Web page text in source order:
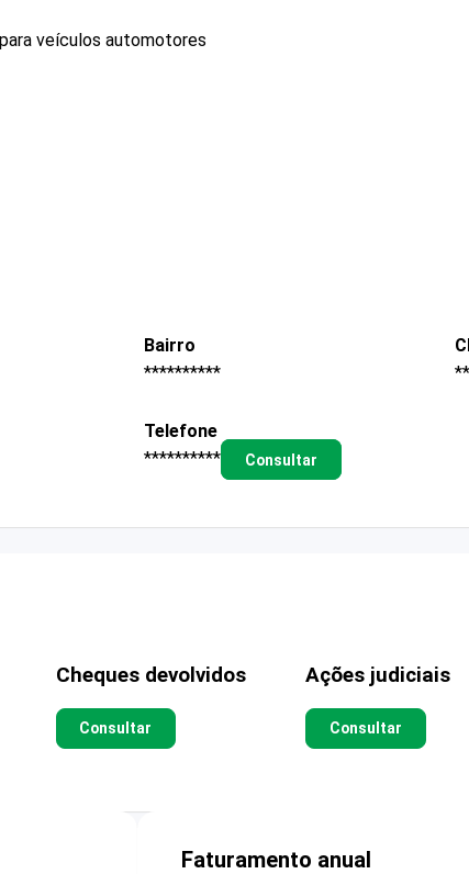
veículos automotores
Bairro
**********
Telefone
**********
Consultar
Cheques devolvidos
Consultar
Ações judiciais
Consultar
Faturamento anual